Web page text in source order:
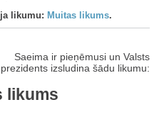
likumu: Muitas likums.
Saeima ir pieņēmusi un Valsts
prezidents izsludina šādu likumu:
likums